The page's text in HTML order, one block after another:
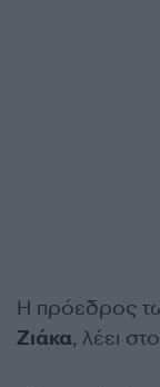
Η πρόεδρος
Ζιάκα, λέει στο